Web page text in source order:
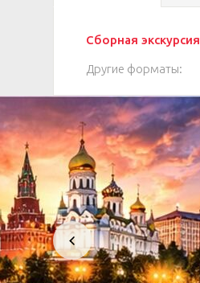
Сборная экскурсия
Другие форматы: